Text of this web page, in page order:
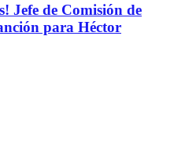
Jefe de Comisión de
para Héctor